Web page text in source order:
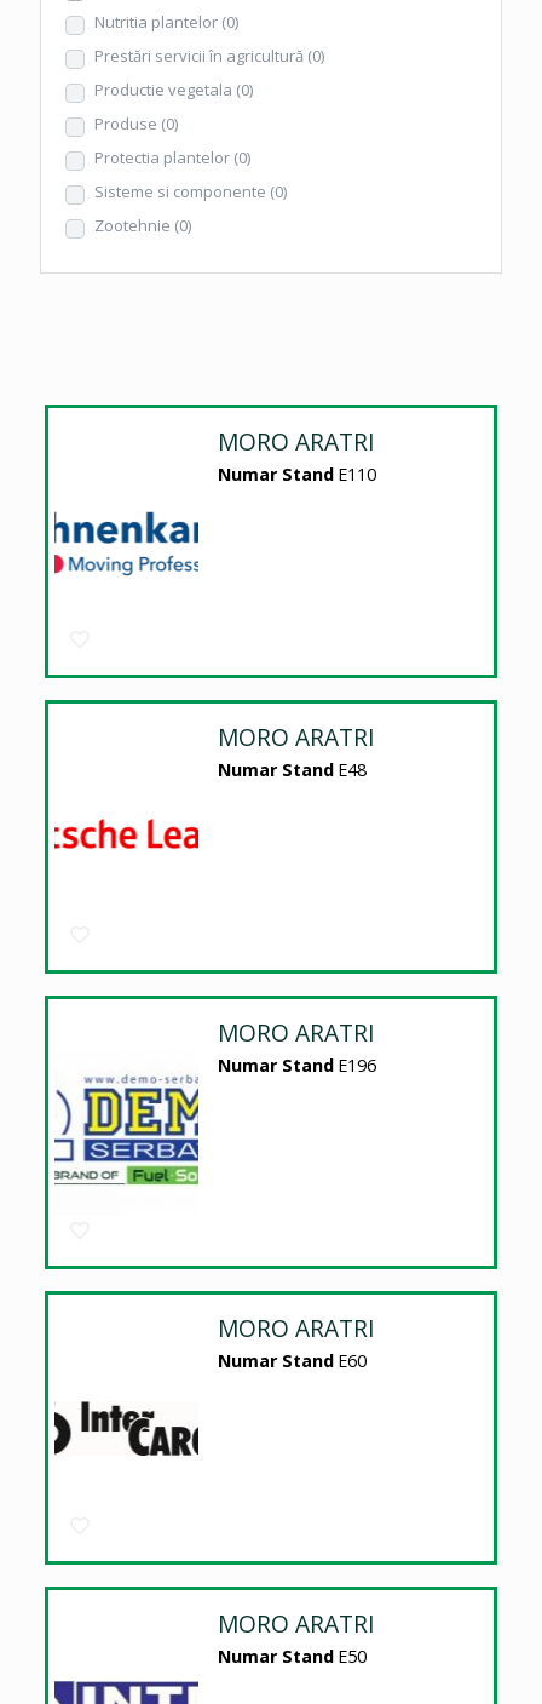
Nutritia plantelor (0)
Prestări servicii în agricultură (0)
Productie vegetala (0)
Produse (0)
Protectia plantelor (0)
Sisteme si componente (0)
Zootehnie (0)
MORO ARATRI
Numar Stand E110
MORO ARATRI
Numar Stand E48
MORO ARATRI
Numar Stand E196
MORO ARATRI
Numar Stand E60
MORO ARATRI
Numar Stand E50